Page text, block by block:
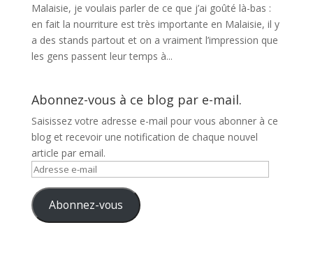
Malaisie, je voulais parler de ce que j’ai goûté là-bas :
en fait la nourriture est très importante en Malaisie, il y
a des stands partout et on a vraiment l’impression que
les gens passent leur temps à...
Abonnez-vous à ce blog par e-mail.
Saisissez votre adresse e-mail pour vous abonner à ce
blog et recevoir une notification de chaque nouvel
article par email.
Adresse
mail Abonnez-vous